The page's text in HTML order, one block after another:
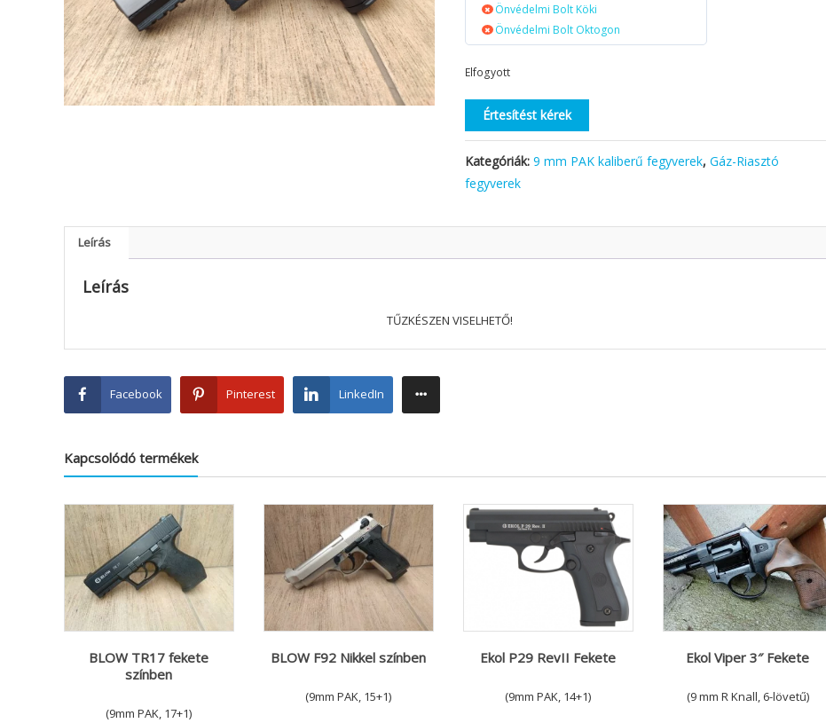
Önvédelmi Bolt Köki
Önvédelmi Bolt Oktogon
Elfogyott
Értesítést kérek
Kategóriák:9 mm PAK kaliberű fegyverek,Gáz-Riasztó
fegyverek
Leírás
Leírás
TŰZKÉSZEN VISELHETŐ!
Facebook Pinterest LinkedIn
Kapcsolódó termékek
BLOW TR17 fekete
színben
(9mm PAK, 17+1)
BLOW F92 Nikkel színben
(9mm PAK, 15+1)
Ekol P29 RevII Fekete
(9mm PAK, 14+1)
Ekol Viper 3″ Fekete
(9 mm R Knall, 6-lövetű)